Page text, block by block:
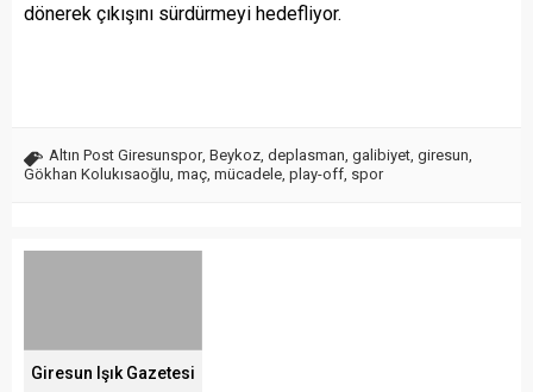
dönerek çıkışını sürdürmeyi hedefliyor.
Altın Post Giresunspor, Beykoz deplasman galibiyet giresun
Gökhan Kolukısaoğlu maç mücadele play-off spor
Giresun Işık Gazetesi